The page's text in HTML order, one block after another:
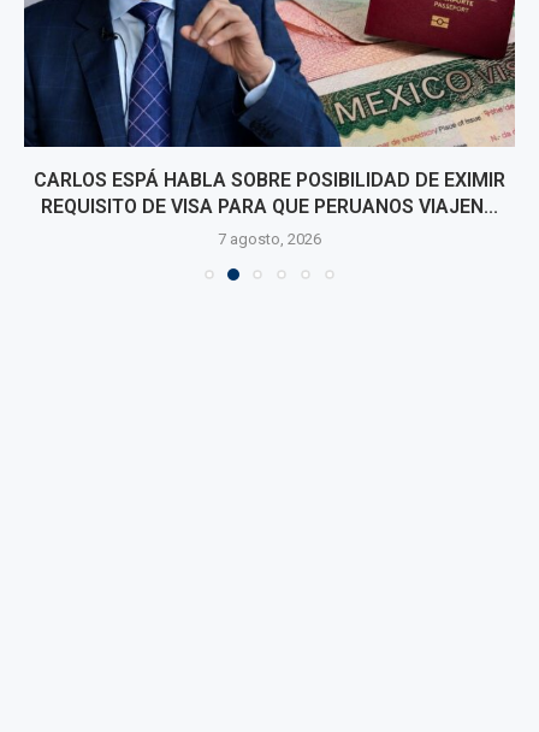
CARLOS ESPÁ HABLA SOBRE POSIBILIDAD DE EXIMIR
REQUISITO DE VISA PARA QUE PERUANOS VIAJEN...
7 agosto, 2026